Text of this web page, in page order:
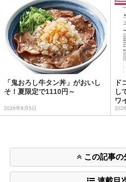
「鬼おろし牛タン丼」がおいし
そ！夏限定で1110円～
2026年8月5日
ド
し
ワ
この記事の